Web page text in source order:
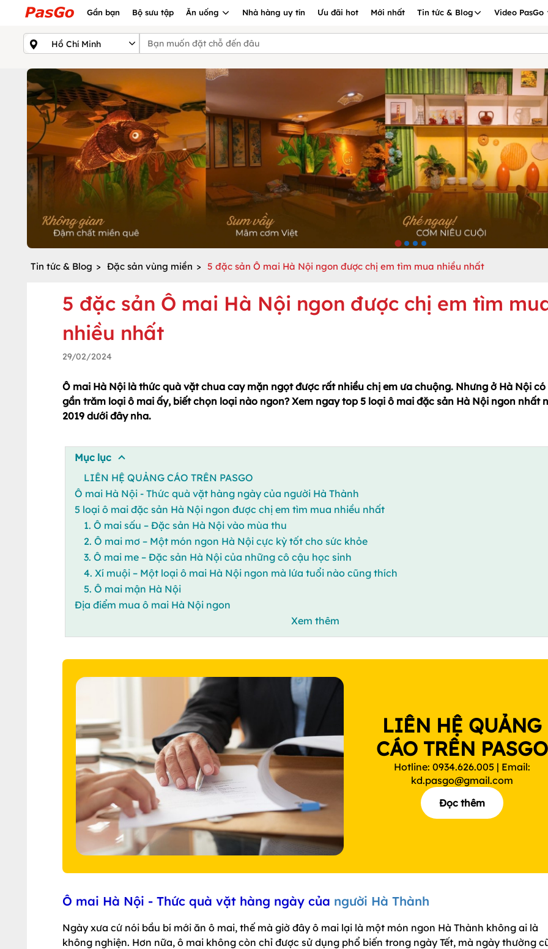
Gần bạn Bộ sưu tập Ăn uống Nhà hàng uy tín Ưu đãi hot Mới nhất Tin tức & Blog Video PasGo
Tin tức & Blog > Đặc sản vùng miền > 5 đặc sản Ô mai Hà Nội ngon được chị em tìm mua nhiều nhất
5 đặc sản Ô mai Hà Nội ngon được chị em tìm
nhiều nhất
29/02/2024
Ô mai Hà Nội là thức quà vặt chua cay mặn ngọt được rất nhiều chị em ưa chuộng. Nhưng ở Hà Nội
gần trăm loại ô mai ấy, biết chọn loại nào ngon? Xem ngay top 5 loại ô mai đặc sản Hà Nội ngon nhất
2019 dưới đây nha.
Mục lục
LIÊN HỆ QUẢNG CÁO TRÊN PASGO
Ô mai Hà Nội - Thức quà vặt hàng ngày của người Hà Thành
5 loại ô mai đặc sản Hà Nội ngon được chị em tìm mua nhiều nhất
1. Ô mai sấu – Đặc sản Hà Nội vào mùa thu
2. Ô mai mơ – Một món ngon Hà Nội cực kỳ tốt cho sức khỏe
3. Ô mai me – Đặc sản Hà Nội của những cô cậu học sinh
4. Xí muội – Một loại ô mai Hà Nội ngon mà lứa tuổi nào cũng thích
5. Ô mai mận Hà Nội
Địa điểm mua ô mai Hà Nội ngon
Xem thêm
LIÊN HỆ QUẢNG
CÁO TRÊN PASGO
Hotline: 0934.626.005 | Email:
kd.pasgo@gmail.com
Đọc thêm
Ô mai Hà Nội - Thức quà vặt hàng ngày của người Hà Thành
Ngày xưa cứ nói bầu bí mới ăn ô mai, thế mà giờ đây ô mai lại là một món ngon Hà Thành không ai là
không nghiện. Hơn nữa, ô mai không còn chỉ được sử dụng phổ biến trong ngày Tết, mà ngày thường